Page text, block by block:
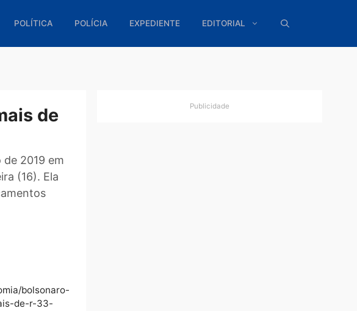
POLÍTICA POLÍCIA EXPEDIENTE EDITORIAL
mais de
de 2019 em
feira (16). Ela
dos orçamentos